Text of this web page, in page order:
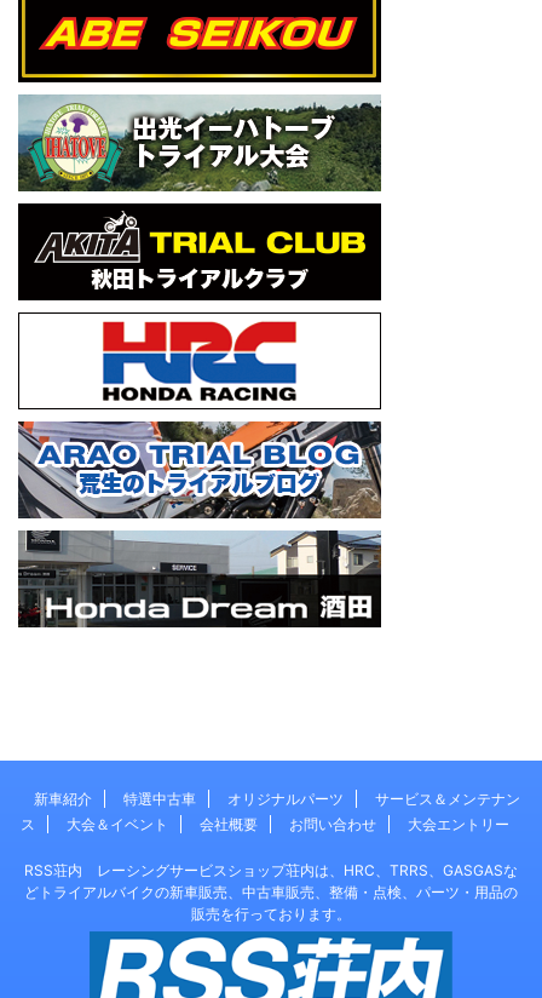
新車紹介 特選中古車 オリジナルパーツ
サービス＆メンテナン
ス
大会＆イベント 会社概要 お問い合わせ 大会エントリー
RSS荘内 レーシングサービスショップ荘内は、HRC、TRRS、GASGASな
どトライアルバイクの新車販売、中古車販売、整備・点検、パーツ・用品の
販売を行っております。